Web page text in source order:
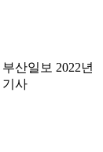
부산일보 2022년
기사